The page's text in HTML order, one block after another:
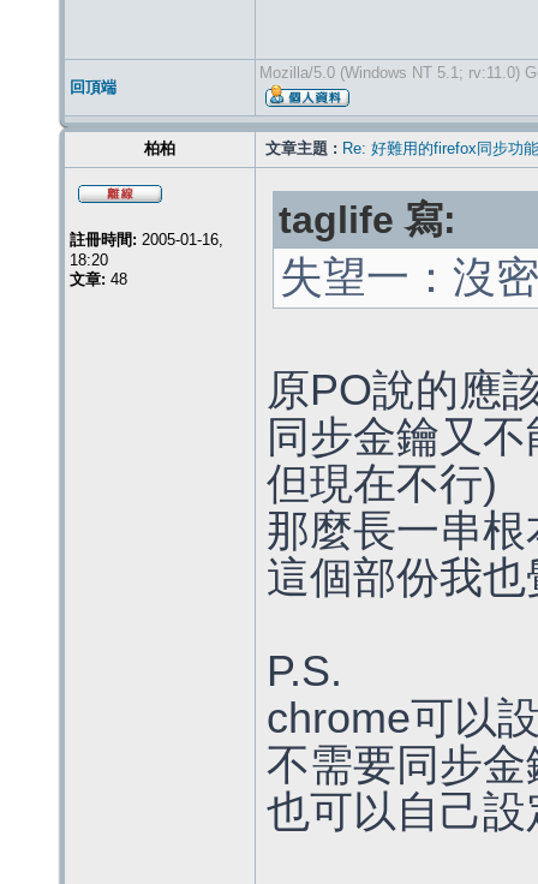
回頂端
Mozilla/5.0 (Windows NT 5.1; rv:11.0)
柏柏 文章主題 : Re: 好難用的firefox同步功能
註冊時間: 2005-01-16,
18:20
文章: 48
taglife 寫:
失望一：沒
原PO說的應
同步金鑰又
但現在不行)
那麼長一串
這個部份我
P.S.
chrome可以
不需要同步金
也可以自己